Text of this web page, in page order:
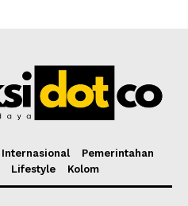
Internasional
Pemerintahan
Lifestyle Kolom